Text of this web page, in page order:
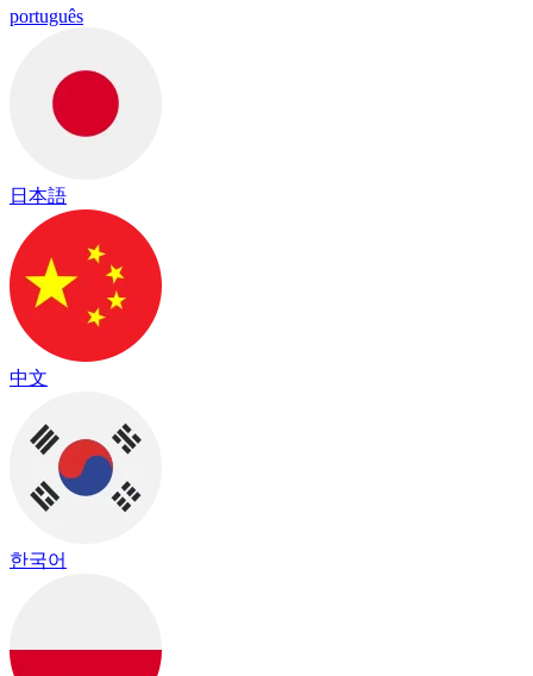
português
日本語
中文
한국어